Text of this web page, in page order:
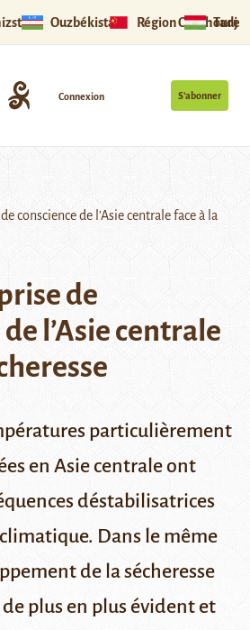
Ouzbékistan Région Ouïghoure
S’abonner
Connexion
conscience de l’Asie centrale face à la
de
l’Asie centrale
particulièrement
en Asie centrale ont
déstabilisatrices
Dans le même
de la sécheresse
plus en plus évident et